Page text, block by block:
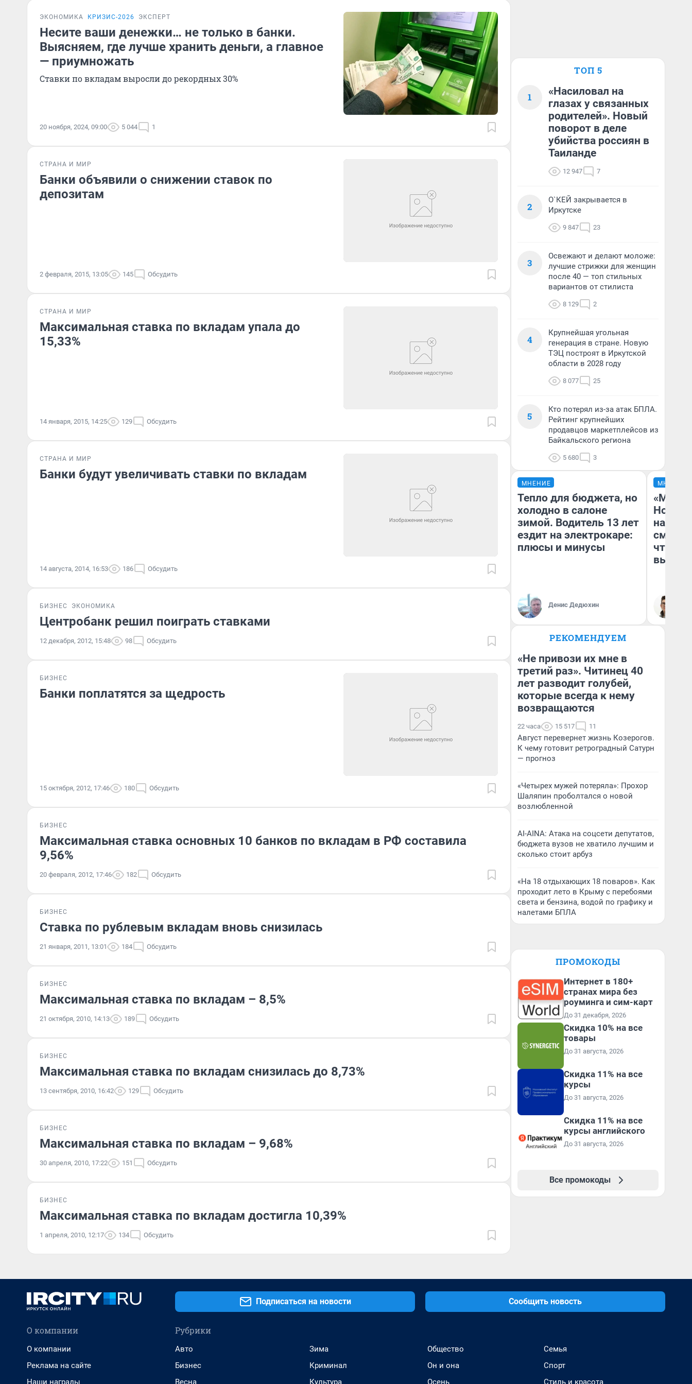
ЭКОНОМИКА КРИЗИС-2026 ЭКСПЕРТ
Несите ваши денежки… не только в банки.
Выясняем, где лучше хранить деньги, а главное
— приумножать
Ставки по вкладам выросли до рекордных 30%
20 ноября, 2024, 09:00 5 044 1
СТРАНА И МИР
Банки объявили о снижении ставок по
депозитам
2 февраля, 2015, 13:05 145 Обсудить
СТРАНА И МИР
Максимальная ставка по вкладам упала до
15,33%
14 января, 2015, 14:25 129 Обсудить
СТРАНА И МИР
Банки будут увеличивать ставки по вкладам
14 августа, 2014, 16:53 186 Обсудить
БИЗНЕС ЭКОНОМИКА
Центробанк решил поиграть ставками
12 декабря, 2012, 15:48 98 Обсудить
БИЗНЕС
Банки поплатятся за щедрость
15 октября, 2012, 17:46 180 Обсудить
БИЗНЕС
Максимальная ставка основных 10 банков по вкладам в РФ составила
9,56%
20 февраля, 2012, 17:46 182 Обсудить
БИЗНЕС
Ставка по рублевым вкладам вновь снизилась
21 января, 2011, 13:01 184 Обсудить
БИЗНЕС
Максимальная ставка по вкладам – 8,5%
21 октября, 2010, 14:13 189 Обсудить
БИЗНЕС
Максимальная ставка по вкладам снизилась до 8,73%
13 сентября, 2010, 16:42 129 Обсудить
БИЗНЕС
Максимальная ставка по вкладам – 9,68%
30 апреля, 2010, 17:22 151 Обсудить
БИЗНЕС
Максимальная ставка по вкладам достигла 10,39%
1 апреля, 2010, 12:17 134 Обсудить
ТОП 5
1
«Насиловал на
глазах у связанных
родителей». Новый
поворот в деле
убийства россиян в
Таиланде
12 947 7
2
О`КЕЙ закрывается в
Иркутске
9 847 23
3
Освежают и делают моложе:
лучшие стрижки для женщин
после 40 — топ стильных
вариантов от стилиста
8 129 2
4
Крупнейшая угольная
генерация в стране. Новую
ТЭЦ построят в Иркутской
области в 2028 году
8 077 25
5
Кто потерял из-за атак БПЛА.
Рейтинг крупнейших
продавцов маркетплейсов из
Байкальского региона
5 680 3
МНЕНИЕ
Тепло для бюджета, но
холодно в салоне
зимой. Водитель 13 лет
ездит на электрокаре:
плюсы и минусы
Денис Дедюхин
МНЕНИЕ
«Мы
чтобы
РЕКОМЕНДУЕМ
«Не привози их мне в
третий раз». Читинец 40
лет разводит голубей,
которые всегда к нему
возвращаются
22 часа 15 517 11
Август перевернет жизнь Козерогов.
К чему готовит ретроградный Сатурн
— прогноз
«Четырех мужей потеряла»: Прохор
Шаляпин проболтался о новой
возлюбленной
AI-AINA: Атака на соцсети депутатов,
бюджета вузов не хватило лучшим и
сколько стоит арбуз
«На 18 отдыхающих 18 поваров». Как
проходит лето в Крыму с перебоями
света и бензина, водой по графику и
налетами БПЛА
ПРОМОКОДЫ
Интернет в 180+
странах мира без
роуминга и сим-карт
До 31 декабря, 2026
Скидка 10% на все
товары
До 31 августа, 2026
Скидка 11% на все
курсы
До 31 августа, 2026
Скидка 11% на все
курсы английского
До 31 августа, 2026
Все промокоды
Подписаться на новости Сообщить новость
О компании
О компании
Реклама на сайте
Наши награды
Рубрики
Авто
Бизнес
Весна
Зима
Криминал
Культура
Общество
Он и она
Осень
Семья
Спорт
Стиль и красота